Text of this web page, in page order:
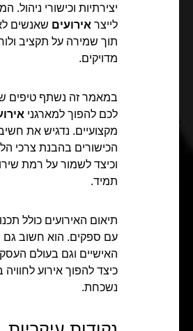
יצירתיות וכישורי ניהול.
לייצר אירועים שאנשים
תוך שמירה על תקציב
מדויקים.
במאמר זה נשתף טיפים
לכם להפוך למארגני
מקצועיים. נדגיש את
הכישורים בהבנת צרכי
וכיצד לשמור על רמת
תמיד.
תיאום האירועים כולל
עם ספקים. הוא חשוב גם
האישיים וגם בעולם
כיצד להפוך אירוע לחוויה
נשכחת.